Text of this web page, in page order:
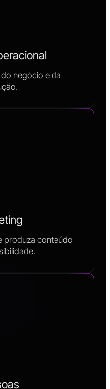
negócio e da
produza conteúdo